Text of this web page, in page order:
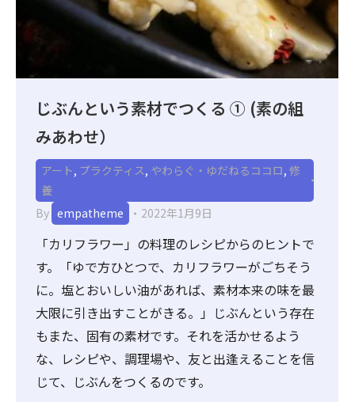
じぶんという素材でつくる ① (素の組
みあわせ）
アート, プラクティス, やわらぐ・ゆだねるココロ, 修
養
By empatheme 2022年1月9日
「カリフラワー」の料理のレシピからのヒントで
す。「ゆで方ひとつで、カリフラワーがごちそう
に。塩とおいしい油があれば、素材本来の味を最
大限に引き出すことがきる。」じぶんという存在
もまた、固有の素材です。それを活かせるよう
な、レシピや、調理場や、友と出逢えることを信
じて、じぶんをつくるのです。